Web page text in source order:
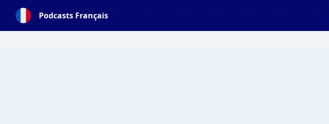
Podcasts Français